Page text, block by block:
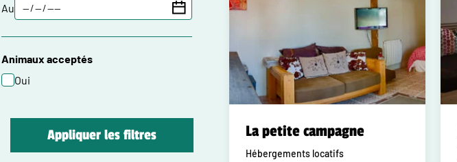
Au
Animaux acceptés
Oui
Appliquer les filtres La petite campagne
Hébergements locatifs